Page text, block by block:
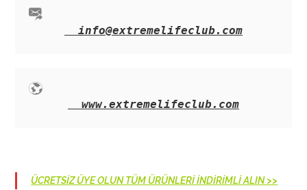
info@extremelifeclub.com
www.extremelifeclub.com
ÜCRETSİZ ÜYE OLUN TÜM ÜRÜNLERİ İNDİRİMLİ ALIN >>